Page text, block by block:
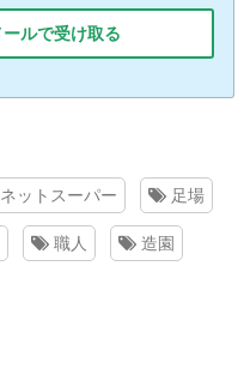
ルで受け取る
ネットスーパー 足場
職人 造園